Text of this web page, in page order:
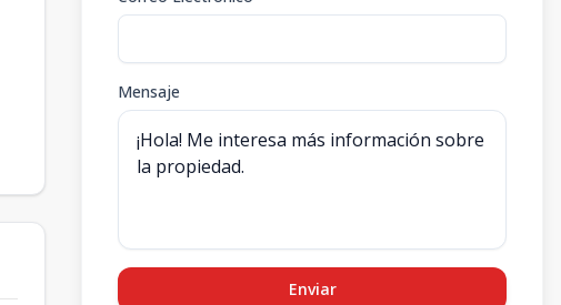
Mensaje
Enviar